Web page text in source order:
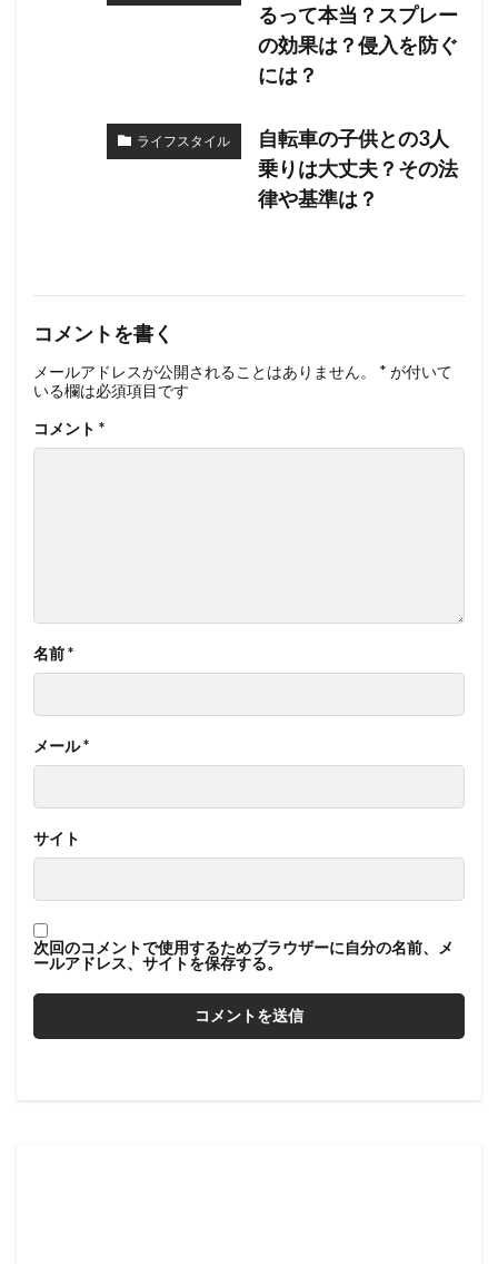
るって本当？スプレー
の効果は？侵入を防ぐ
には？
ライフスタイル
自転車の子供との3人
乗りは大丈夫？その法
律や基準は？
コメントを書く
メールアドレスが公開されることはありません。 * が付いて
いる欄は必須項目です
コメント *
名前*
メール*
サイト
次回のコメントで使用するためブラウザーに自分の名前、メ
ールアドレス、サイトを保存する。